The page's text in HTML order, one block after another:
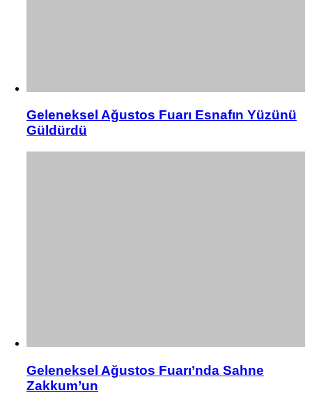
Geleneksel Ağustos Fuarı Esnafın Yüzünü
Güldürdü
Geleneksel Ağustos Fuarı’nda Sahne
Zakkum’un